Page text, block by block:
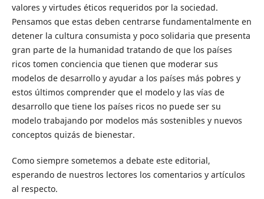
valores y virtudes éticos requeridos por la sociedad.
Pensamos que estas deben centrarse fundamentalmente en
detener la cultura consumista y poco solidaria que presenta
gran parte de la humanidad tratando de que los países
ricos tomen conciencia que tienen que moderar sus
modelos de desarrollo y ayudar a los países más pobres y
estos últimos comprender que el modelo y las vías de
desarrollo que tiene los países ricos no puede ser su
modelo trabajando por modelos más sostenibles y nuevos
conceptos quizás de bienestar.
Como siempre sometemos a debate este editorial,
esperando de nuestros lectores los comentarios y artículos
al respecto.